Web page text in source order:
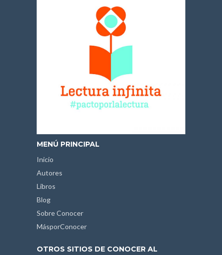
MENÚ PRINCIPAL
Inicio
Autores
Libros
Blog
Sobre Conocer
MásporConocer
OTROS SITIOS DE CONOCER AL